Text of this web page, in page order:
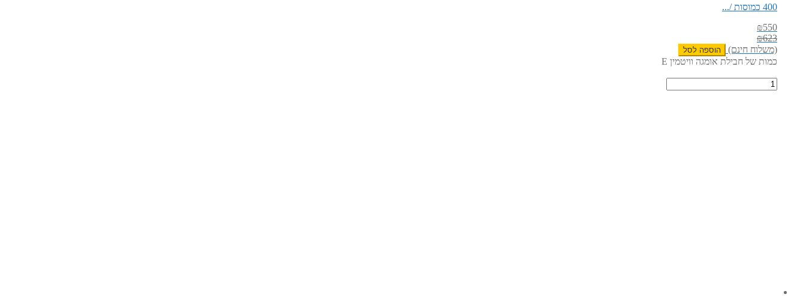
400 כמוסות /...
₪550
₪623
(משלוח חינם)
הוספה לסל
כמות של חבילת אומגה וויטמין E